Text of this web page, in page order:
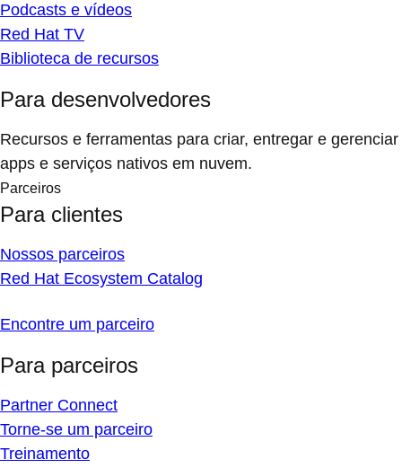
Podcasts e vídeos
Red Hat TV
Biblioteca de recursos
Para desenvolvedores
Recursos e ferramentas para criar, entregar e gerenciar
apps e serviços nativos em nuvem.
Parceiros
Para clientes
Nossos parceiros
Red Hat Ecosystem Catalog
Encontre um parceiro
Para parceiros
Partner Connect
Torne-se um parceiro
Treinamento